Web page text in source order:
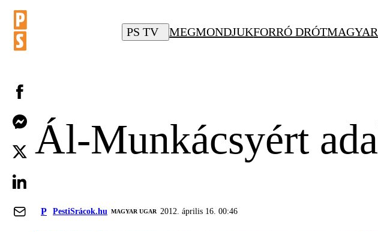
PS TV MEGMONDJUKFORRÓ DRÓT
Ál-Munkácsyért
P PestiSrácok.hu MAGYAR UGAR 2012. április 16. 00:46